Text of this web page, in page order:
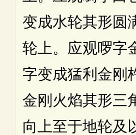
变成水轮其形圆
轮上。应观啰字
字变成猛利金刚
金刚火焰其形三
向上至于地轮及